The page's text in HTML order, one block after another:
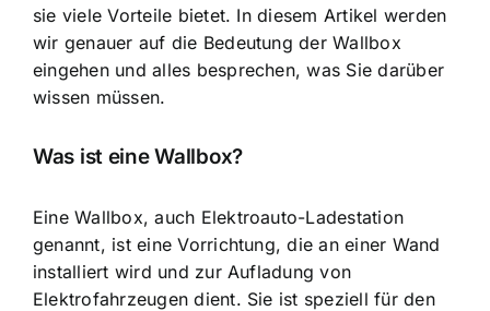
sie viele Vorteile bietet. In diesem Artikel werden
wir genauer auf die Bedeutung der Wallbox
eingehen und alles besprechen, was Sie darüber
wissen müssen.
Was ist eine Wallbox?
Eine Wallbox, auch Elektroauto-Ladestation
genannt, ist eine Vorrichtung, die an einer Wand
installiert wird und zur Aufladung von
Elektrofahrzeugen dient. Sie ist speziell für den